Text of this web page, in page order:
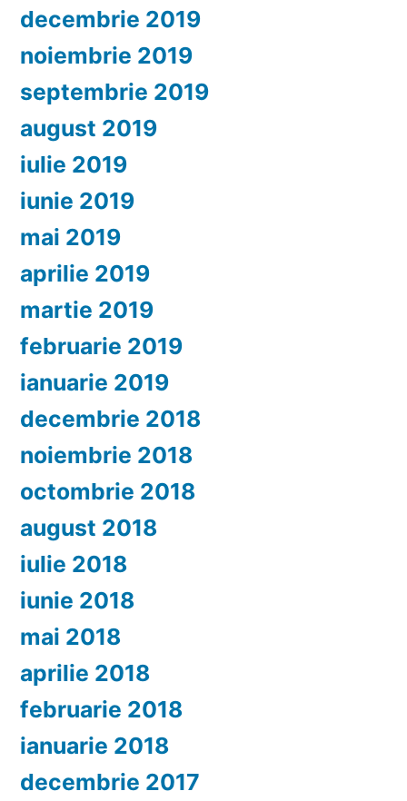
decembrie 2019
noiembrie 2019
septembrie 2019
august 2019
iulie 2019
iunie 2019
mai 2019
aprilie 2019
martie 2019
februarie 2019
ianuarie 2019
decembrie 2018
noiembrie 2018
octombrie 2018
august 2018
iulie 2018
iunie 2018
mai 2018
aprilie 2018
februarie 2018
ianuarie 2018
decembrie 2017